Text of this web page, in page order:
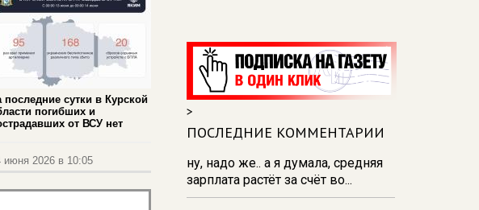
последние сутки в Курской
погибших и
от ВСУ нет
июня 2026 в 10:05
из‑за проблем с водоснабжением
17:23
В Курске установили две
камеры ПДД на превышение
скорости
16:55В Курске жителя
Тюменской области осудили за
незаконную перевозку
взрывчатки
>
ПОСЛЕДНИЕ КОММЕНТАРИИ
ну, надо же.. а я думала, средняя
зарплата растёт за счёт во...